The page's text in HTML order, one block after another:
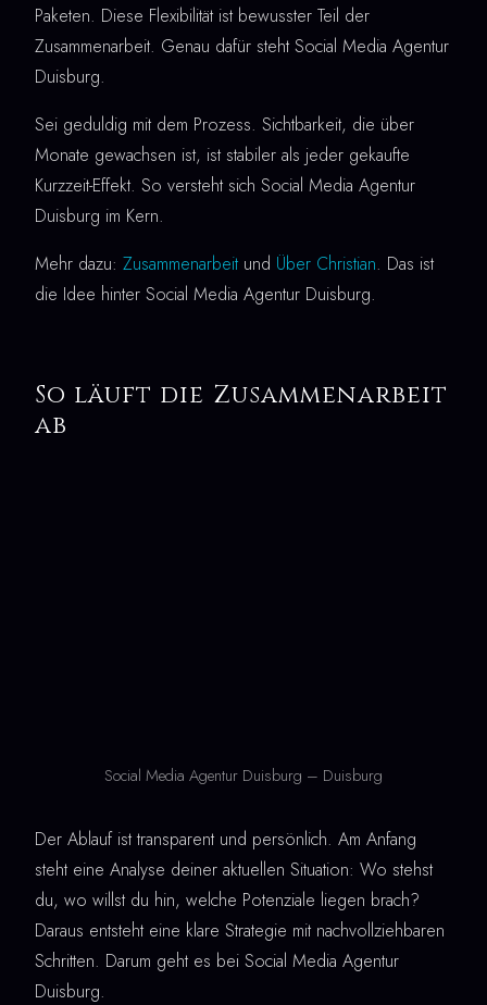
Paketen. Diese Flexibilität ist bewusster Teil der
Zusammenarbeit. Genau dafür steht Social Media Agentur
Duisburg.
Sei geduldig mit dem Prozess. Sichtbarkeit, die über
Monate gewachsen ist, ist stabiler als jeder gekaufte
Kurzzeit-Effekt. So versteht sich Social Media Agentur
Duisburg im Kern.
Mehr dazu: Zusammenarbeit und Über Christian. Das ist
die Idee hinter Social Media Agentur Duisburg.
So läuft die Zusammenarbeit
ab
Social Media Agentur Duisburg – Duisburg
Der Ablauf ist transparent und persönlich. Am Anfang
steht eine Analyse deiner aktuellen Situation: Wo stehst
du, wo willst du hin, welche Potenziale liegen brach?
Daraus entsteht eine klare Strategie mit nachvollziehbaren
Schritten. Darum geht es bei Social Media Agentur
Duisburg.